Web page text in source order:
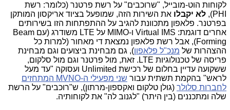
לקוחות הוט-מובייל, "שרוכבים" על רשת פרטנר (כלומר: רשת
PHI),
לא יקבלו את השירות הזה, שמופעל בציוד אריקסון המותקן
בפרטנר. פלאפון מתכוונת להגיב על ההתפתחות הזו בשירותים
אחרים דוגמת: Virtual IMS ו-MIMO על LTE משודרג (עם Beam
Forming), אבל רשת פלאפון נמצאת די מאחור (למרות כל
ההצהרות של מנכ"ל פלאפון), גם מבחינת ביצועים וגם מבחינת
פריסה של טכנולוגיות LTE. זאת, מול פרטנר וגם מול סלקום,
ששקועה עדיין בחלום של רכישת Unlimited ועסוקה "עד מעל
לראש" בהקמת תשתית עבור
שני מפעילי ה-MVNO המתחזים
לחברות סלולר (גולן טלקום ואקספון-מרתון), ש"רוכבים" על הרשת
שלה ומתכננים (בין היתר) "לגנוב לה" את לקוחותיה.